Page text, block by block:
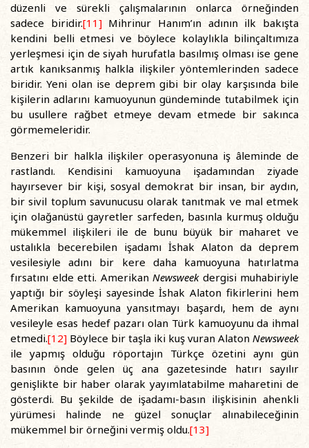
düzenli ve sürekli çalışmalarının onlarca örneğinden
sadece biridir.[11]Mihrinur Hanım’ın adının ilk bakışta
kendini belli etmesi ve böylece kolaylıkla bilinçaltımıza
yerleşmesi için de siyah hurufatla basılmış olması ise gene
artık kanıksanmış halkla ilişkiler yöntemlerinden sadece
biridir. Yeni olan ise deprem gibi bir olay karşısında bile
kişilerin adlarını kamuoyunun gündeminde tutabilmek için
bu usullere rağbet etmeye devam etmede bir sakınca
görmemeleridir.
Benzeri bir halkla ilişkiler operasyonuna iş âleminde de
rastlandı. Kendisini kamuoyuna işadamından ziyade
hayırsever bir kişi, sosyal demokrat bir insan, bir aydın,
bir sivil toplum savunucusu olarak tanıtmak ve mal etmek
için olağanüstü gayretler sarfeden, basınla kurmuş olduğu
mükemmel ilişkileri ile de bunu büyük bir maharet ve
ustalıkla becerebilen işadamı İshak Alaton da deprem
vesilesiyle adını bir kere daha kamuoyuna hatırlatma
fırsatını elde etti. Amerikan Newsweekdergisi muhabiriyle
yaptığı bir söyleşi sayesinde İshak Alaton fikirlerini hem
Amerikan kamuoyuna yansıtmayı başardı, hem de aynı
vesileyle esas hedef pazarı olan Türk kamuoyunu da ihmal
etmedi.[12] Böylece bir taşla iki kuş vuran Alaton Newsweek
ile yapmış olduğu röportajın Türkçe özetini aynı gün
basının önde gelen üç ana gazetesinde hatırı sayılır
genişlikte bir haber olarak yayımlatabilme maharetini de
gösterdi. Bu şekilde de işadamı-basın ilişkisinin ahenkli
yürümesi halinde ne güzel sonuçlar alınabileceğinin
mükemmel bir örneğini vermiş oldu.[13]